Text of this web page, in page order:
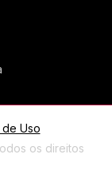
de Uso
os direitos